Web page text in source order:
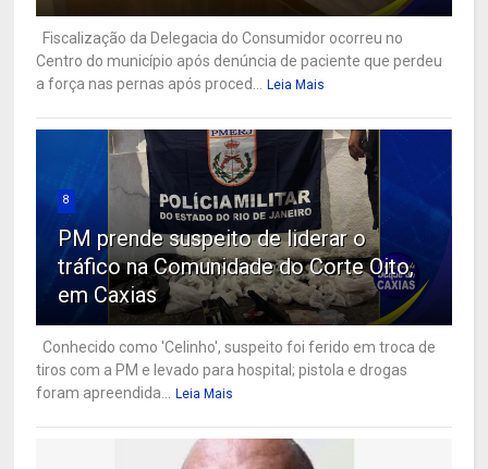
Fiscalização da Delegacia do Consumidor ocorreu no
Centro do município após denúncia de paciente que perdeu
a força nas pernas após proced...
Leia Mais
8
PM prende suspeito de liderar o
tráfico na Comunidade do Corte Oito,
em Caxias
Conhecido como 'Celinho', suspeito foi ferido em troca de
tiros com a PM e levado para hospital; pistola e drogas
foram apreendida...
Leia Mais